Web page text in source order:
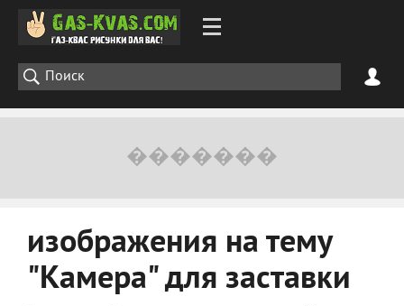
изображения на тему
"Камера" для заставки